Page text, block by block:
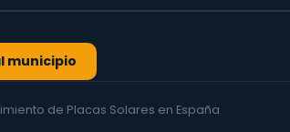
municipio
de Placas Solares en España